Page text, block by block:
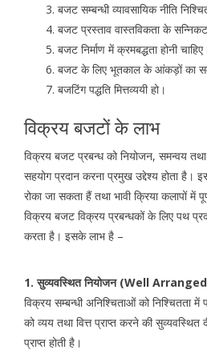
बजट सम्बन्धी व्यावसायिक नीति
बजट प्रस्ताव वास्तविकता के सन्निकट
बजट निर्माण में क्रमबद्धता होनी
बजट के लिए भूतकाल के आंकड़ों का
बजटिंग पद्धति मित्तव्ययी हो।
विक्रय बजटों के लाभ
विक्रय बजट प्रबन्ध को नियोजन, समन्वय
सहयोग प्रदान करना प्रमुख उद्देश्य होता है।
रोका जा सकता हैं तथा भावी क्रिया कलापों में
विक्रय बजट विक्रय प्रबन्धकों के लिए पथ
करता है। इसके लाभ है –
1. सुव्यवस्थित नियोजन (Well
विक्रय सम्बन्धी अनिश्चिताओं को निश्चितता में
को व्यय तथा वित्त प्राप्त करने की सुव्यवस्थित
प्राप्त होती है।